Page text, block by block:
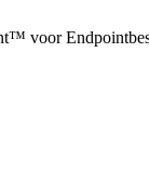
voor